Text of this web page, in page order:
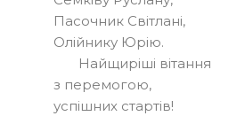
Пасочник Світлані,
Олійнику Юрію.
Найщиріші вітання
з перемогою,
успішних стартів!